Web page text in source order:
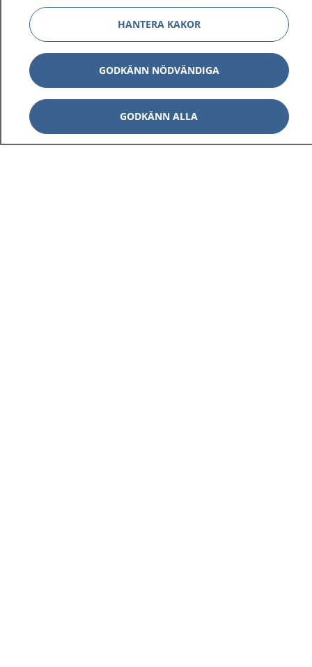
HANTERA KAKOR
GODKÄNN NÖDVÄNDIGA
GODKÄNN ALLA